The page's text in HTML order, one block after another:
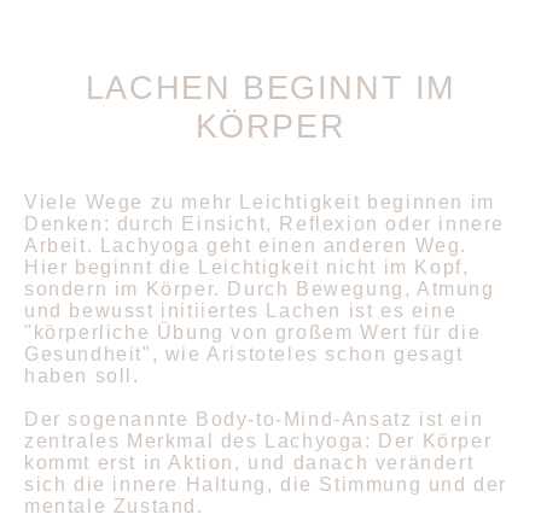
LACHEN BEGINNT IM
KÖRPER
Viele Wege zu mehr Leichtigkeit beginnen im
Denken: durch Einsicht, Reflexion oder innere
Arbeit. Lachyoga geht einen anderen Weg.
Hier beginnt die Leichtigkeit nicht im Kopf,
sondern im Körper. Durch Bewegung, Atmung
und bewusst initiiertes Lachen ist es eine
"körperliche Übung von großem Wert für die
Gesundheit", wie Aristoteles schon gesagt
haben soll.
Der sogenannte Body-to-Mind-Ansatz ist ein
zentrales Merkmal des Lachyoga: Der Körper
kommt erst in Aktion, und danach verändert
sich die innere Haltung, die Stimmung und der
mentale Zustand.